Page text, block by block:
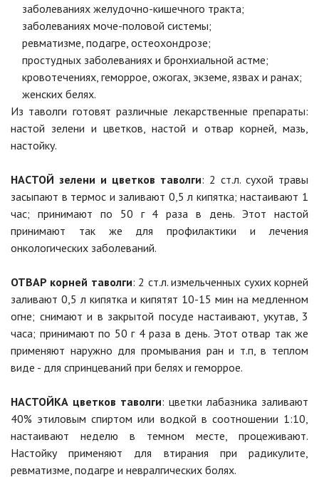
заболеваниях желудочно-кишечного тракта;
заболеваниях моче-половой системы;
ревматизме, подагре, остеохондрозе;
простудных заболеваниях и бронхиальной астме;
кровотечениях, геморрое, ожогах, экземе, язвах и ранах;
женских белях.
Из таволги готовят различные лекарственные препараты:
настой зелени и цветков, настой и отвар корней, мазь,
настойку.
НАСТОЙ зелени и цветков таволги: 2 ст.л. сухой травы
засыпают в термос и заливают 0,5 л кипятка; настаивают 1
час; принимают по 50 г 4 раза в день. Этот настой
принимают так же для профилактики и лечения
онкологических заболеваний.
ОТВАР корней таволги: 2 ст.л. измельченных сухих корней
заливают 0,5 л кипятка и кипятят 10-15 мин на медленном
огне; снимают и в закрытой посуде настаивают, укутав, 3
часа; принимают по 50 г 4 раза в день. Этот отвар так же
применяют наружно для промывания ран и т.п, в теплом
виде - для спринцеваний при белях и геморрое.
НАСТОЙКА цветков таволги: цветки лабазника заливают
40% этиловым спиртом или водкой в соотношении 1:10,
настаивают неделю в темном месте, процеживают.
Настойку применяют для втирания при радикулите,
ревматизме, подагре и невралгических болях.